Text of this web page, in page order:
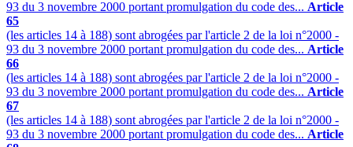
93 du 3 novembre 2000 portant promulgation du code des... Article
65
(les articles 14 à 188) sont abrogées par l'article 2 de la loi n°2000 -
93 du 3 novembre 2000 portant promulgation du code des... Article
66
(les articles 14 à 188) sont abrogées par l'article 2 de la loi n°2000 -
93 du 3 novembre 2000 portant promulgation du code des... Article
67
(les articles 14 à 188) sont abrogées par l'article 2 de la loi n°2000 -
93 du 3 novembre 2000 portant promulgation du code des... Article